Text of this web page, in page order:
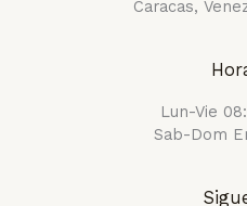
Caracas,
Lun-Vie
Sab-Dom